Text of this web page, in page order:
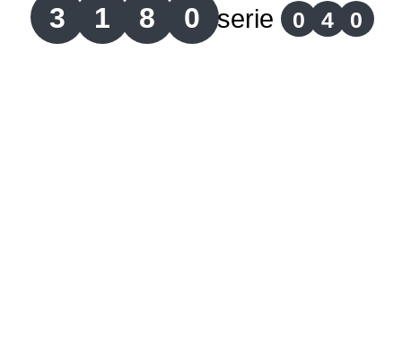
Lotería del Cauca
3 1 8 0 serie 0 4 0